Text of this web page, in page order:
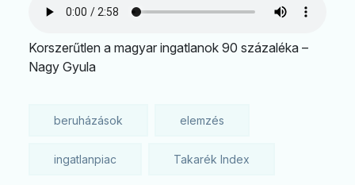
Korszerűtlen a magyar ingatlanok 90 százaléka –
Nagy Gyula
beruházások elemzés
ingatlanpiac Takarék Index